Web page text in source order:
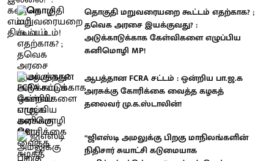
தொகுதி மறுவரையறை கூட்டம் எதற்காக? ;
தவெக அரசை இயக்குவது? :
அடுக்காடுக்காக கேள்விகளை எழுப்பிய
கனிமொழி MP!
ஆபத்தான FCRA சட்டம் : ஒன்றிய பா.ஜ.க
அரசுக்கு கோரிக்கை வைத்த கழகத்
தலைவர் மு.க.ஸ்டாலின்!
“ஜிஎஸ்டி அமலுக்கு பிறகு மாநிலங்களின்
நிதிசார் சுயாட்சி கடுமையாக